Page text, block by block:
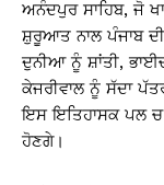
ਅਨੰਦਪੁਰ ਸਾਹਿਬ, ਜੋ
ਸ਼ੁਰੂਆਤ ਨਾਲ ਪੰਜਾਬ
ਦੁਨੀਆ ਨੂੰ ਸ਼ਾਂਤੀ,
ਕੇਜਰੀਵਾਲ ਨੂੰ ਸੱਦਾ
ਇਸ ਇਤਿਹਾਸਕ ਪਲ ਚ
ਹੋਣਗੇ।